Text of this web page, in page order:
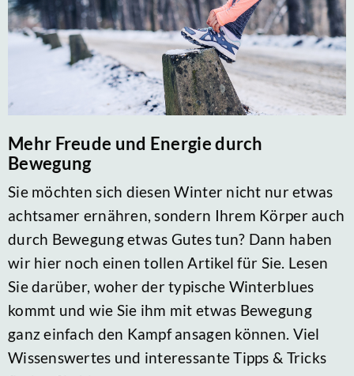
Mehr Freude und Energie durch
Bewegung
Sie möchten sich diesen Winter nicht nur etwas
achtsamer ernähren, sondern Ihrem Körper auch
durch Bewegung etwas Gutes tun? Dann haben
wir hier noch einen tollen Artikel für Sie. Lesen
Sie darüber, woher der typische Winterblues
kommt und wie Sie ihm mit etwas Bewegung
ganz einfach den Kampf ansagen können. Viel
Wissenswertes und interessante Tipps & Tricks